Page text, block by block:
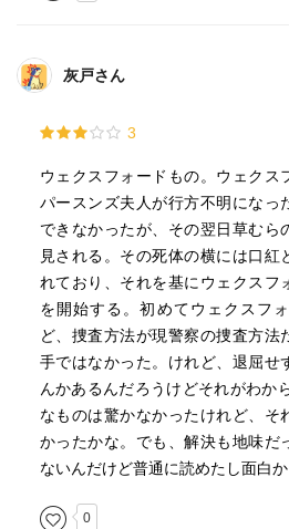
灰戸さん
3
ウェクスフォードもの。ウェクス
パースンズ夫人が行方不明になっ
できなかったが、その翌日草むら
見される。その死体の横には口紅
れており、それを基にウェクスフ
を開始する。初めてウェクスフ
ど、捜査方法が現警察の捜査方法
手ではなかった。けれど、退屈せ
んかあるんだろうけどそれがわか
なものは驚かなかったけれど、そ
かったかな。でも、解決も地味だ
ないんだけど普通に読めたし面白か
0